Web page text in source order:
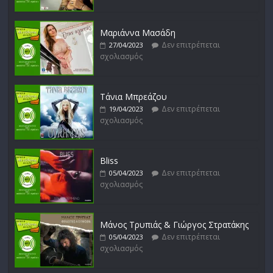
σχολιασμός
σχολιασμός
Μαριάννα Μασάδη
27/04/2023
Δεν επιτρέπεται
σχολιασμός
Τάνια Μπρεάζου
19/04/2023
Δεν επιτρέπεται
σχολιασμός
Bliss
05/04/2023
Δεν επιτρέπεται
σχολιασμός
Μάνος Τρυπιάς & Γιώργος Στρατάκης
05/04/2023
Δεν επιτρέπεται
σχολιασμός